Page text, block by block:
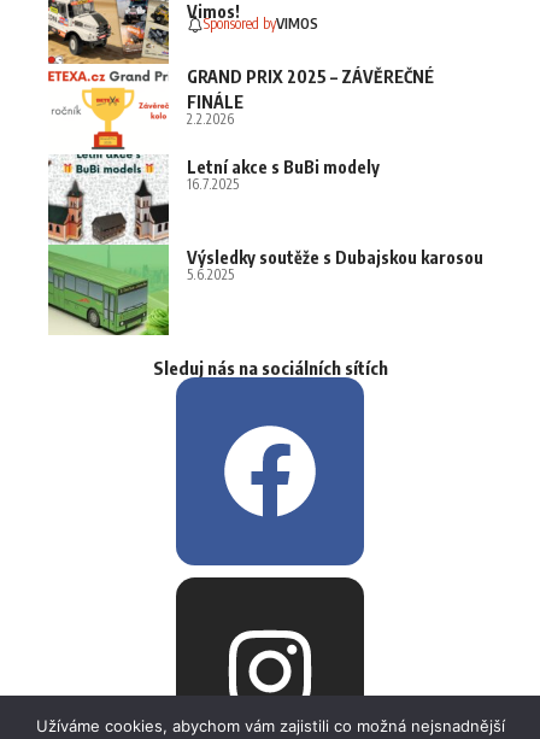
Vimos!
Sponsored byVIMOS
GRAND PRIX 2025 – ZÁVĚREČNÉ
FINÁLE
2.2.2026
Letní akce s BuBi modely
16.7.2025
Výsledky soutěže s Dubajskou karosou
5.6.2025
Sleduj nás na sociálních sítích
Užíváme cookies, abychom vám zajistili co možná nejsnadnější